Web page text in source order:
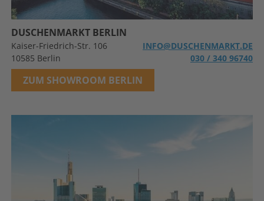
DUSCHENMARKT BERLIN
Kaiser-Friedrich-Str. 106
10585 Berlin
INFO@DUSCHENMARKT.DE
030 / 340 96740
ZUM SHOWROOM BERLIN